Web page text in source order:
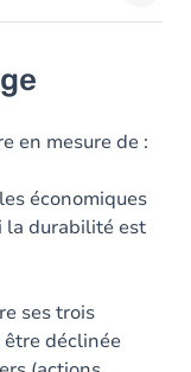
en mesure de :
économiques
la durabilité est
ses trois
déclinée